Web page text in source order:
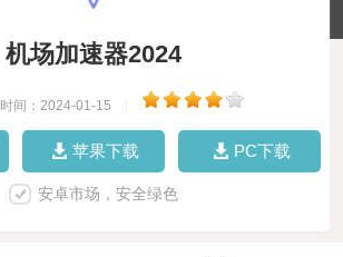
机场加速器2024
时间：2024-01-15
苹果下载 PC下载
安卓市场，安全绿色